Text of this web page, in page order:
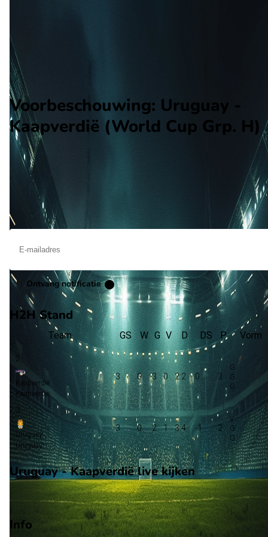
Opstellingen
Voorspelling
Voorbeschouwing
Voorbeschouwing: Uruguay -
Kaapverdië (World Cup Grp. H)
Op juni 21 2026 gaat Uruguay de strijd aan met Kaapverdië.
wedstrijd wordt afgetrapt om 22:00 en wordt gespeeld in de
Ontvang een notificatie als deze voorbeschouwing beschikbaar is
Ontvang notificatie
H2H Stand
Team GS W G V D DS P Vorm
2
Kaapverdië
Kaapverdië
3 0 3 0 2:2 0 3
3
Uruguay
Uruguay
3 0 2 1 3:4 -1 2
Uruguay - Kaapverdië live kijken
Info